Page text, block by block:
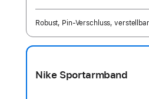
Robust, Pin‑Verschluss, verstellbar
Nike Sportarmband